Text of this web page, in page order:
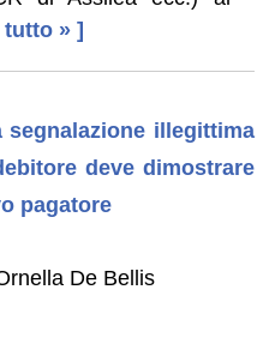
tutto » ]
segnalazione illegittima
deve dimostrare
pagatore
De Bellis